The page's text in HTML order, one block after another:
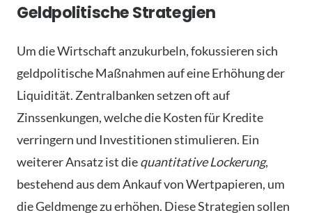
Geldpolitische Strategien
Um die Wirtschaft anzukurbeln, fokussieren sich
geldpolitische Maßnahmen auf eine Erhöhung der
Liquidität. Zentralbanken setzen oft auf
Zinssenkungen, welche die Kosten für Kredite
verringern und Investitionen stimulieren. Ein
weiterer Ansatz ist diequantitative Lockerung,
bestehend aus dem Ankauf von Wertpapieren, um
die Geldmenge zu erhöhen. Diese Strategien sollen